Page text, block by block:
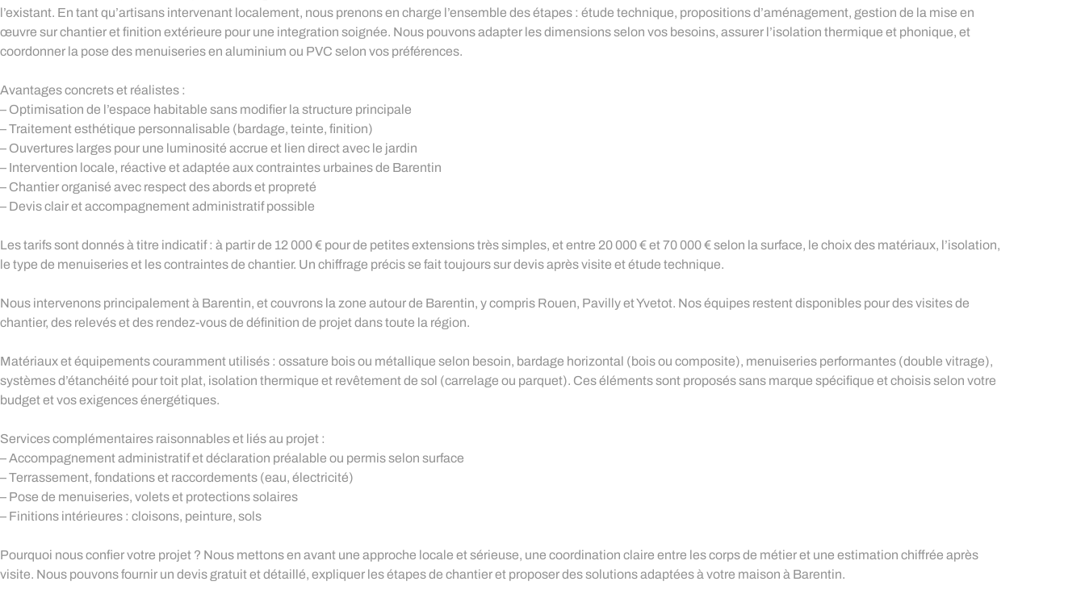
l’existant. En tant qu’artisans intervenant localement, nous prenons en charge l’ensemble des étapes : étude technique, propositions d’aménagement, gestion de la mise en
œuvre sur chantier et finition extérieure pour une integration soignée. Nous pouvons adapter les dimensions selon vos besoins, assurer l’isolation thermique et phonique, et
coordonner la pose des menuiseries en aluminium ou PVC selon vos préférences.
Avantages concrets et réalistes :
– Optimisation de l’espace habitable sans modifier la structure principale
– Traitement esthétique personnalisable (bardage, teinte, finition)
– Ouvertures larges pour une luminosité accrue et lien direct avec le jardin
– Intervention locale, réactive et adaptée aux contraintes urbaines de Barentin
– Chantier organisé avec respect des abords et propreté
– Devis clair et accompagnement administratif possible
Les tarifs sont donnés à titre indicatif : à partir de 12 000 € pour de petites extensions très simples, et entre 20 000 € et 70 000 € selon la surface, le choix des matériaux, l’isolation,
le type de menuiseries et les contraintes de chantier. Un chiffrage précis se fait toujours sur devis après visite et étude technique.
Nous intervenons principalement à Barentin, et couvrons la zone autour de Barentin, y compris Rouen, Pavilly et Yvetot. Nos équipes restent disponibles pour des visites de
chantier, des relevés et des rendez-vous de définition de projet dans toute la région.
Matériaux et équipements couramment utilisés : ossature bois ou métallique selon besoin, bardage horizontal (bois ou composite), menuiseries performantes (double vitrage),
systèmes d’étanchéité pour toit plat, isolation thermique et revêtement de sol (carrelage ou parquet). Ces éléments sont proposés sans marque spécifique et choisis selon votre
budget et vos exigences énergétiques.
Services complémentaires raisonnables et liés au projet :
– Accompagnement administratif et déclaration préalable ou permis selon surface
– Terrassement, fondations et raccordements (eau, électricité)
– Pose de menuiseries, volets et protections solaires
– Finitions intérieures : cloisons, peinture, sols
Pourquoi nous confier votre projet ? Nous mettons en avant une approche locale et sérieuse, une coordination claire entre les corps de métier et une estimation chiffrée après
visite. Nous pouvons fournir un devis gratuit et détaillé, expliquer les étapes de chantier et proposer des solutions adaptées à votre maison à Barentin.